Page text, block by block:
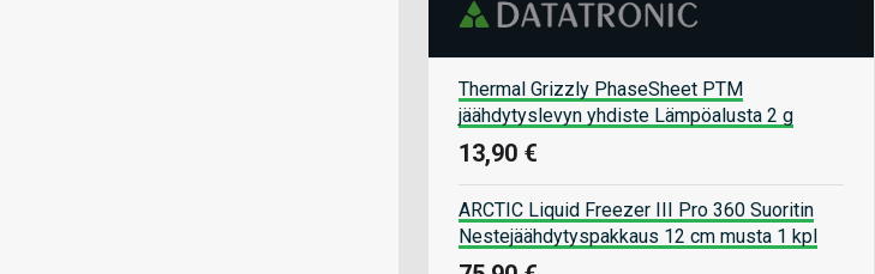
Thermal Grizzly PhaseSheet PTM
jäähdytyslevyn yhdiste Lämpöalusta 2 g
13,90 €
ARCTIC Liquid Freezer III Pro 360 Suoritin
Nestejäähdytyspakkaus 12 cm musta 1 kpl